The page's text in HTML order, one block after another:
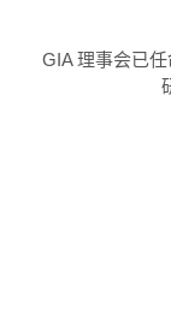
GIA 理事会已